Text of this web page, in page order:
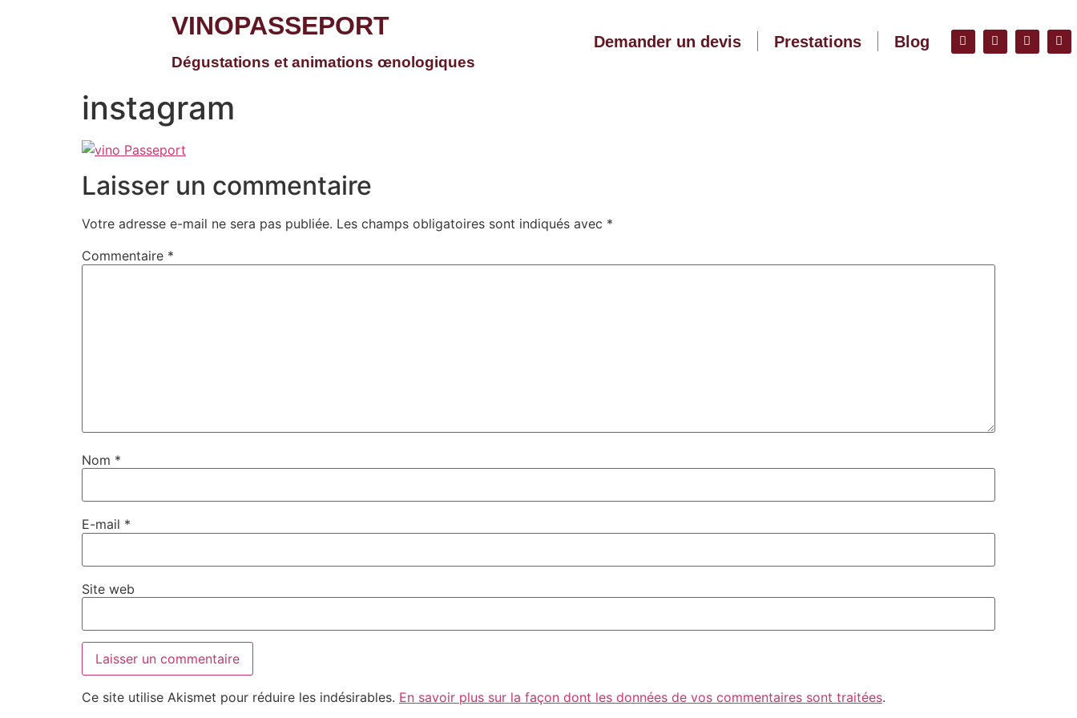
VINOPASSEPORT
Dégustations et animations œnologiques
Demander un devis Prestations Blog
instagram
Laisser un commentaire
Votre adresse e-mail ne sera pas publiée. Les champs obligatoires sont indiqués avec *
Commentaire *
Nom *
E-mail *
Site web
Ce site utilise Akismet pour réduire les indésirables. En savoir plus sur la façon dont les données de vos commentaires sont traitées.